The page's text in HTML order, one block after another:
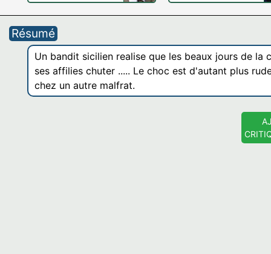
Résumé
Un bandit sicilien realise que les beaux jours de
ses affilies chuter ..... Le choc est d'autant plus
chez un autre malfrat.